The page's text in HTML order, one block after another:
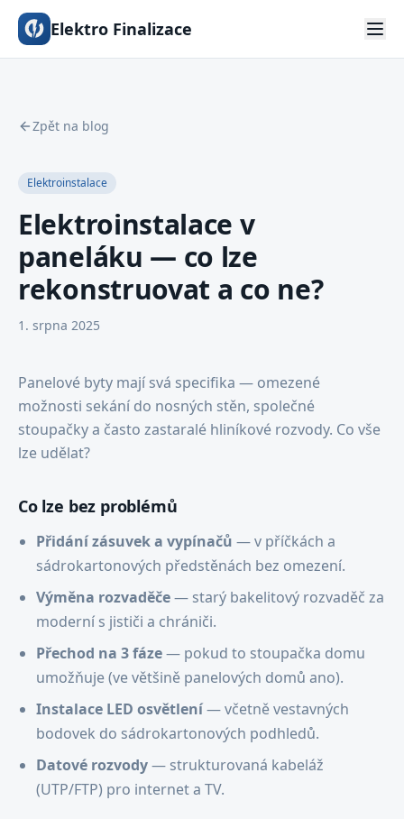
Elektro Finalizace
Zpět na blog
Elektroinstalace
Elektroinstalace v
paneláku — co lze
rekonstruovat a co ne?
1. srpna 2025
Panelové byty mají svá specifika — omezené
možnosti sekání do nosných stěn, společné
stoupačky a často zastaralé hliníkové rozvody. Co vše
lze udělat?
Co lze bez problémů
Přidání zásuvek a vypínačů — v příčkách a
sádrokartonových předstěnách bez omezení.
Výměna rozvaděče— starý bakelitový rozvaděč za
moderní s jističi a chrániči.
Přechod na 3 fáze— pokud to stoupačka domu
umožňuje (ve většině panelových domů ano).
Instalace LED osvětlení— včetně vestavných
bodovek do sádrokartonových podhledů.
Datové rozvody— strukturovaná kabeláž
(UTP/FTP) pro internet a TV.